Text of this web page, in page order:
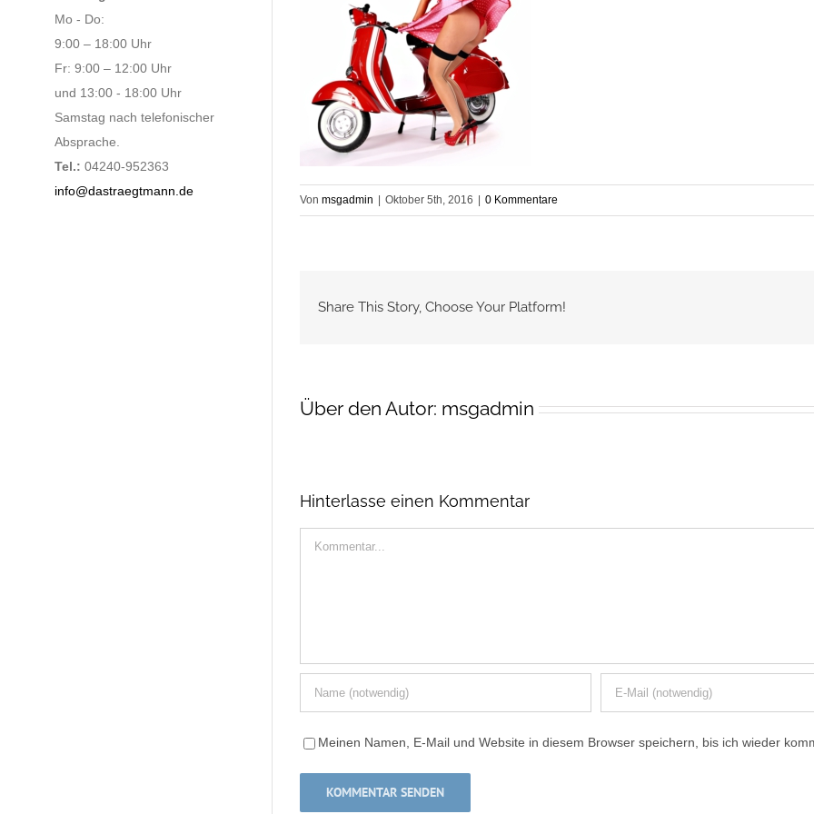
Mo - Do:
9:00 – 18:00 Uhr
Fr: 9:00 – 12:00 Uhr
und 13:00 - 18:00 Uhr
Samstag nach telefonischer
Absprache.
Tel.: 04240-952363
info@dastraegtmann.de
Von msgadmin Oktober 5th, 2016 0 Kommentare
Share This Story, Choose Your Platform!
Über den Autor: msgadmin
Hinterlasse einen Kommentar
Kommentar
Meinen Namen, E-Mail und Website in diesem Browser speichern, bis ich wieder